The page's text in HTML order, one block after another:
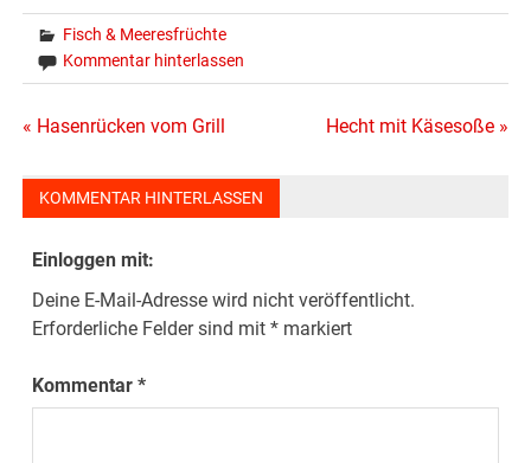
Fisch & Meeresfrüchte
Kommentar hinterlassen
Beitragsnavigation
« Hasenrücken vom Grill Hecht mit Käsesoße »
KOMMENTAR HINTERLASSEN
Einloggen mit:
Deine E-Mail-Adresse wird nicht veröffentlicht.
Erforderliche Felder sind mit* markiert
Kommentar*